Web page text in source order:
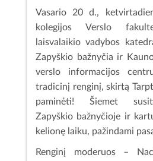
Vasario 20 d.,
kolegijos Verslo
laisvalaikio vadybos
Zapyškio bažnyčia ir
verslo informacijos
tradicinį renginį, skirtą
paminėti! Šiemet
Zapyškio bažnyčioje ir
kelionę laiku, pažindami
Renginį moderuos –